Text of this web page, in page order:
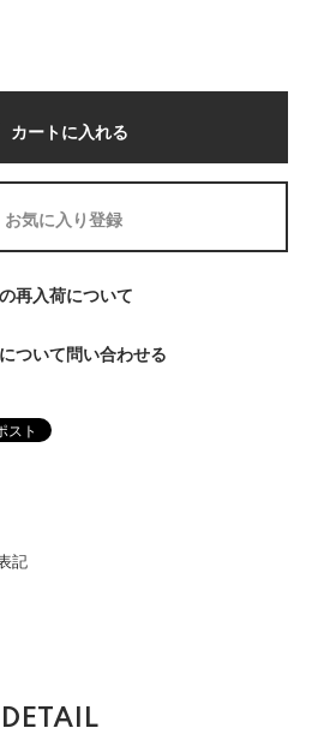
カートに入れる
お気に入り登録
再入荷について
ついて問い合わせる
記
DETAIL